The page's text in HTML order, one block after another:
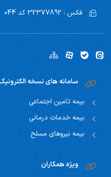
فکس :
سامانه های نسخه
بیمه تامین اجتماعی
بیمه خدمات درمانی
بیمه نیروهای مسلح
ویژه همکاران